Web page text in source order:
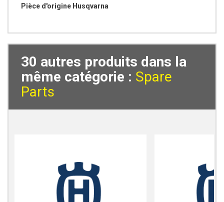
Pièce d'origine Husqvarna
30 autres produits dans la
même catégorie : Spare
Parts